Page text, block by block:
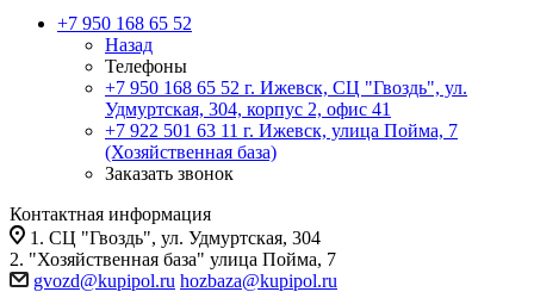
+7 950 168 65 52
Назад
Телефоны
+7 950 168 65 52 г. Ижевск, СЦ "Гвоздь", ул.
Удмуртская, 304, корпус 2, офис 41
+7 922 501 63 11 г. Ижевск, улица Пойма, 7
(Хозяйственная база)
Заказать звонок
Контактная информация
1. СЦ "Гвоздь", ул. Удмуртская, 304
2. "Хозяйственная база" улица Пойма, 7
gvozd@kupipol.ru hozbaza@kupipol.ru